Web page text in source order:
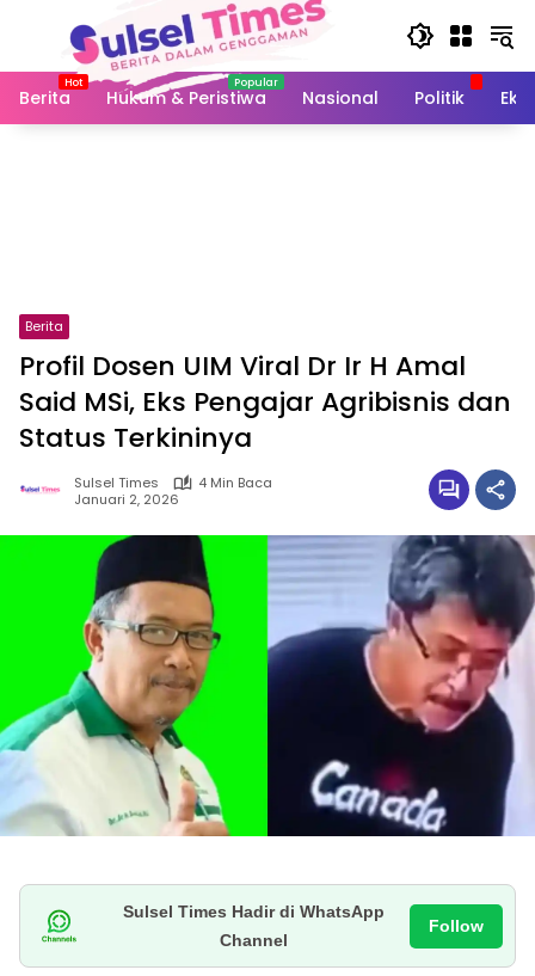
Berita
Hukum & Peristiwa Nasional Politik
Berita
Profil Dosen UIM Viral Dr Ir H Amal
Said MSi, Eks Pengajar Agribisnis dan
Status Terkininya
Sulsel Times
4 Min Baca
Januari 2, 2026
Sulsel Times Hadir di WhatsApp
Channel
Follow